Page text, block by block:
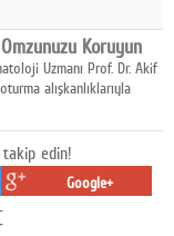
Koruyun
Uzmanı Prof. Dr. Akif
alışkanlıklarıyla
edin!
Google+